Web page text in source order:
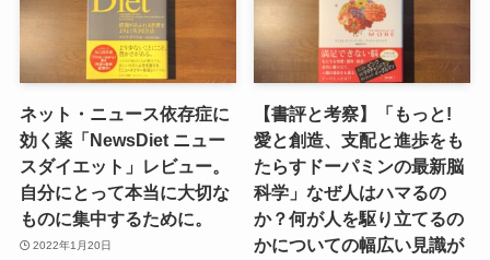
ネット・ニュース依存症に
効く薬「NewsDiet ニュー
スダイエット」レビュー。
自分にとって本当に大切な
ものに集中するために。
2022年1月20日
【書評と考察】「もっと!
愛と創造、支配と進歩をも
たらすドーパミンの最新脳
科学」なぜ人はハマるの
か？何が人を駆り立てるの
かについての幅広い見識が